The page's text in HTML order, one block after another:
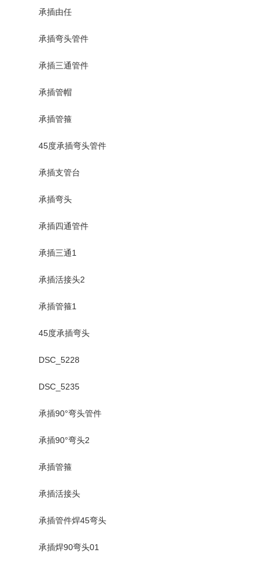
承插由任
承插弯头管件
承插三通管件
承插管帽
承插管箍
45度承插弯头管件
承插支管台
承插弯头
承插四通管件
承插三通1
承插活接头2
承插管箍1
45度承插弯头
DSC_5228
DSC_5235
承插90°弯头管件
承插90°弯头2
承插管箍
承插活接头
承插管件焊45弯头
承插焊90弯头01